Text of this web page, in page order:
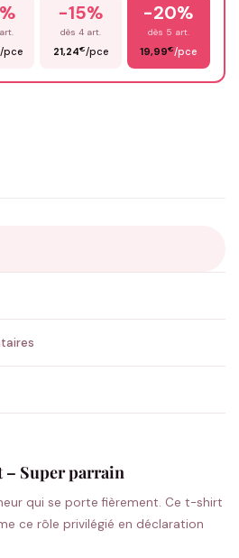
MA DEMANDE ✨
en France✅ Validation avant fabrication
/pce
-15%
dès 4 art.
21,24€/pce
-20%
dès 5 art.
19,99€/pce
Super parrain
qui se porte fièrement. Ce t-shirt
ce rôle privilégié en déclaration